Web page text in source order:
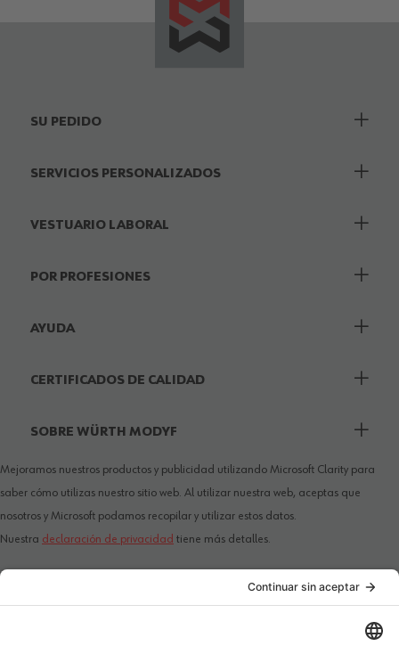
SU PEDIDO
SERVICIOS PERSONALIZADOS
VESTUARIO LABORAL
POR PROFESIONES
AYUDA
CERTIFICADOS DE CALIDAD
SOBRE WÜRTH MODYF
Mejoramos nuestros productos y publicidad utilizando Microsoft Clarity para
saber cómo utilizas nuestro sitio web. Al utilizar nuestra web, aceptas que
nosotros y Microsoft podamos recopilar y utilizar estos datos.
Nuestra declaración de privacidad tiene más detalles.